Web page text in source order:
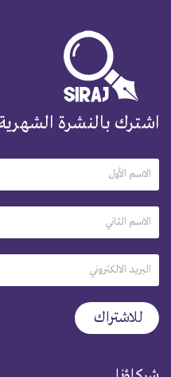
اشترك بالنشرة الشهرية